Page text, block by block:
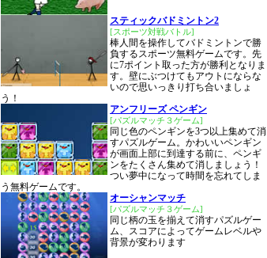
スティックバドミントン2
[スポーツ対戦バトル]
棒人間を操作してバドミントンで勝
負するスポーツ無料ゲームです。先
に7ポイント取った方が勝利となりま
す。壁にぶつけてもアウトにならな
いので思いっきり打ち合いましょ
う！
アンフリーズ ペンギン
[パズルマッチ３ゲーム]
同じ色のペンギンを3つ以上集めて消
すパズルゲーム。かわいいペンギン
が画面上部に到達する前に、ペンギ
ンをたくさん集めて消しましょう！
つい夢中になって時間を忘れてしま
う無料ゲームです。
オーシャンマッチ
[パズルマッチ３ゲーム]
同じ柄の玉を揃えて消すパズルゲー
ム、スコアによってゲームレベルや
背景が変わります